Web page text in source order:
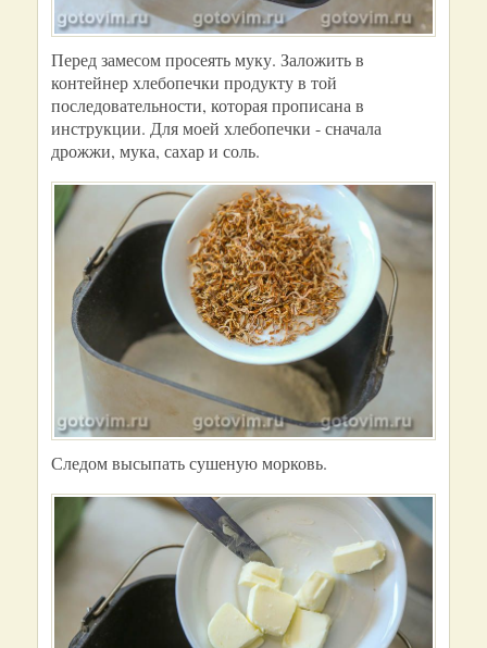
Перед замесом просеять муку. Заложить в
контейнер хлебопечки продукту в той
последовательности, которая прописана в
инструкции. Для моей хлебопечки - сначала
дрожжи, мука, сахар и соль.
Следом высыпать сушеную морковь.